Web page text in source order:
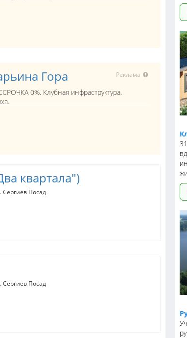
Реклама
Гора
0%. Клубная инфраструктура.
квартала")
Сергиев Посад
Сергиев Посад